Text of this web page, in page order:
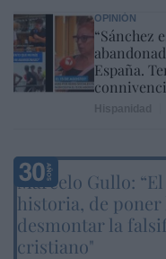
OPINIÓN
“Sánchez
España.
Marcelo Gullo:
historia, de poner
desmontar la
cristiano"